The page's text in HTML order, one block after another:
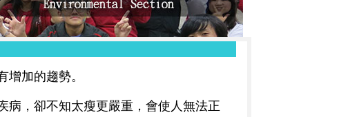
加的趨勢。
病，卻不知太瘦更嚴重，會使人無法正